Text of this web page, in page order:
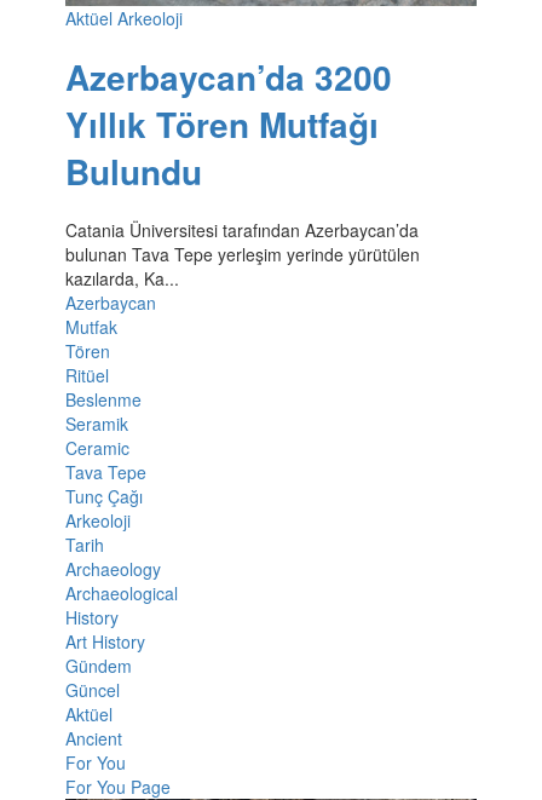
Aktüel Arkeoloji
Azerbaycan’da 3200
Yıllık Tören Mutfağı
Bulundu
Catania Üniversitesi tarafından Azerbaycan’da
bulunan Tava Tepe yerleşim yerinde yürütülen
kazılarda, Ka...
Azerbaycan
Mutfak
Tören
Ritüel
Beslenme
Seramik
Ceramic
Tava Tepe
Tunç Çağı
Arkeoloji
Tarih
Archaeology
Archaeological
History
Art History
Gündem
Güncel
Aktüel
Ancient
For You
For You Page